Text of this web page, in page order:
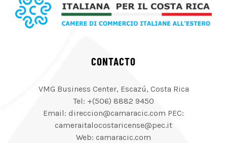
CONTACTO
VMG Business Center, Escazú, Costa Rica
Tel: +(506) 8882 9450
Email: direccion@camaracic.com PEC:
cameraitalocostaricense@pec.it
Web: camaracic.com